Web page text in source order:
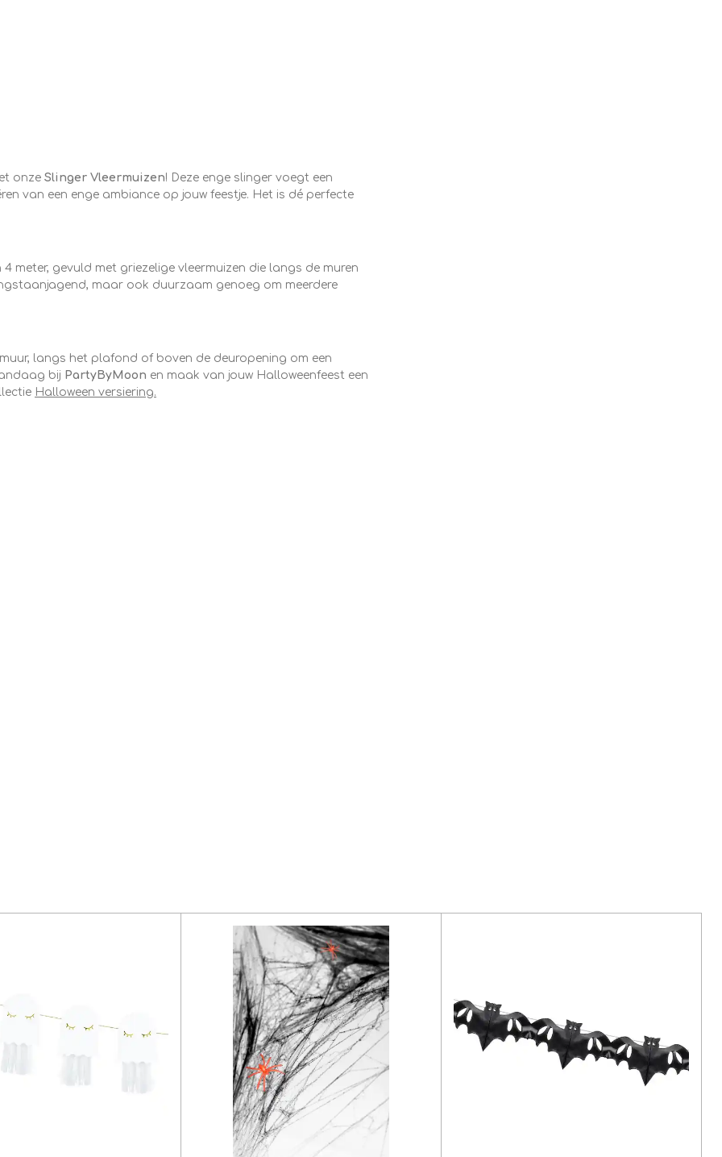
onze Slinger Vleermuizen! Deze enge slinger voegt een
van een enge ambiance op jouw feestje. Het is dé perfecte
meter, gevuld met griezelige vleermuizen die langs de muren
maar ook duurzaam genoeg om meerdere
langs het plafond of boven de deuropening om een
bij PartyByMoon en maak van jouw Halloweenfeest een
Halloween versiering.